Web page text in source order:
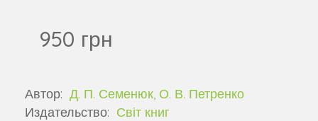
950 грн
Автор: Д. П. Семенюк, О. В. Петренко
Издательство: Світ книг